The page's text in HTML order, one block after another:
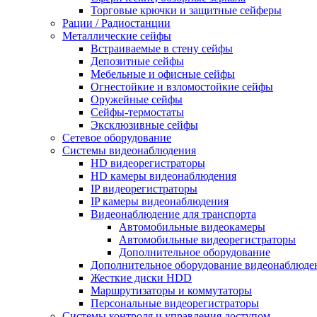
Торговые крючки и защитные сейферы
Рации / Радиостанции
Металлические сейфы
Встраиваемые в стену сейфы
Депозитные сейфы
Мебельные и офисные сейфы
Огнестойкие и взломостойкие сейфы
Оружейные сейфы
Сейфы-термостаты
Эксклюзивные сейфы
Сетевое оборудование
Системы видеонаблюдения
HD видеорегистраторы
HD камеры видеонаблюдения
IP видеорегистраторы
IP камеры видеонаблюдения
Видеонаблюдение для транспорта
Автомобильные видеокамеры
Автомобильные видеорегистраторы
Дополнительное оборудование
Дополнительное оборудование
Жесткие диски HDD
Маршрутизаторы и коммутаторы
Персональные видеорегистраторы